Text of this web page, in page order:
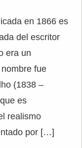
en 1866 es
del escritor
era un
fue
(1838 –
es
realismo
por […]